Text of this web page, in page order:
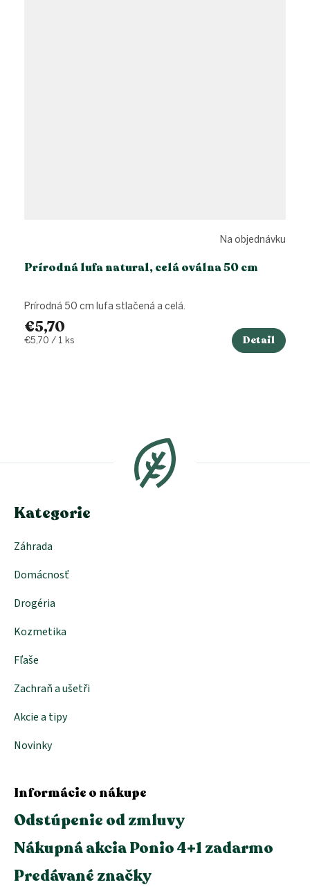
Prírodná lufa natural, celá oválna 50 cm
Na objednávku
€5,70
Jednotková
€5,70 / 1 ks Detail
Prírodná 50 cm lufa stlačená a celá.
ä
Kategorie
Záhrada
Domácnosť
Drogéria
Kozmetika
Fľaše
Zachraň a ušetři
Akcie a tipy
Novinky
Informácie o nákupe
Odstúpenie od zmluvy
Nákupná akcia Ponio 4+1 zadarmo
Predávané značky